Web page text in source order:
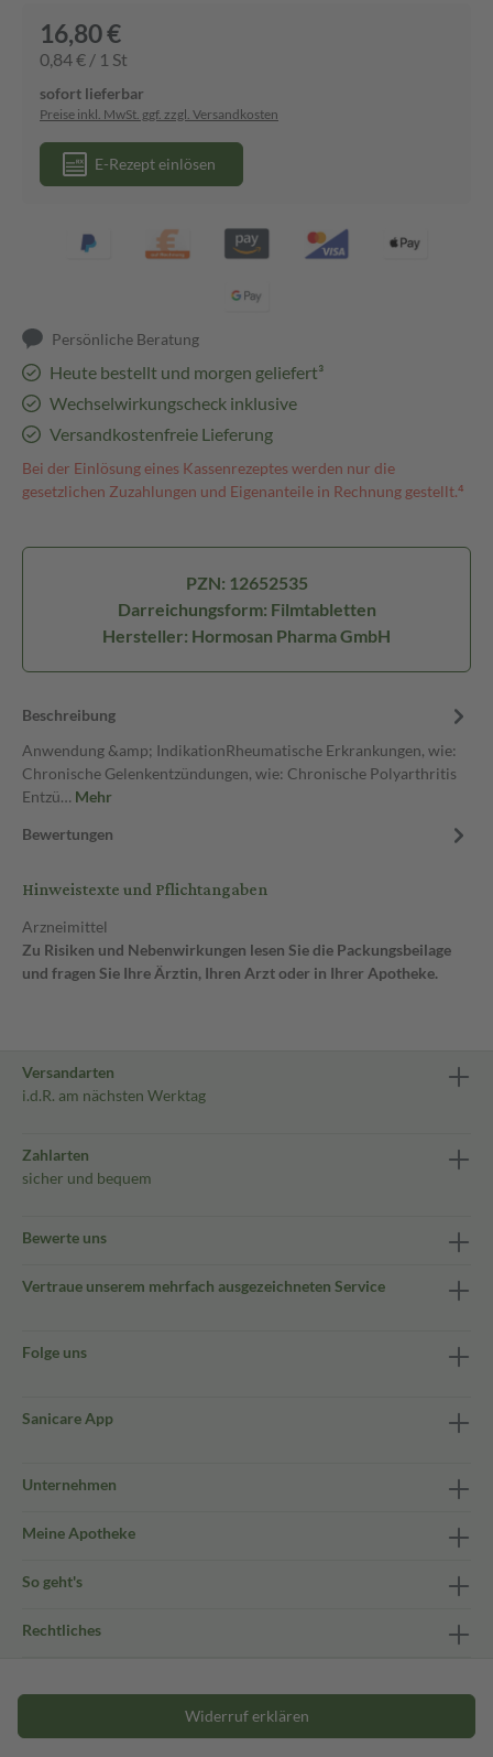
16,80 €
0,84 € / 1 St
sofort lieferbar
Preise inkl. MwSt. ggf. zzgl. Versandkosten
E-Rezept einlösen
Persönliche Beratung
Heute bestellt und morgen geliefert³
Wechselwirkungscheck inklusive
Versandkostenfreie Lieferung
Bei der Einlösung eines Kassenrezeptes werden nur die
gesetzlichen Zuzahlungen und Eigenanteile in Rechnung gestellt.⁴
PZN: 12652535
Darreichungsform: Filmtabletten
Hersteller: Hormosan Pharma GmbH
Beschreibung
Anwendung &amp; IndikationRheumatische Erkrankungen, wie:
Chronische Gelenkentzündungen, wie: Chronische Polyarthritis
Entzü… Mehr
Bewertungen
Hinweistexte und Pflichtangaben
Arzneimittel
Zu Risiken und Nebenwirkungen lesen Sie die Packungsbeilage
und fragen Sie Ihre Ärztin, Ihren Arzt oder in Ihrer Apotheke.
Versandarten
i.d.R. am nächsten Werktag
Zahlarten
sicher und bequem
Bewerte uns
Vertraue unserem mehrfach ausgezeichneten Service
Folge uns
Sanicare App
Unternehmen
Meine Apotheke
So geht's
Rechtliches
Widerruf erklären